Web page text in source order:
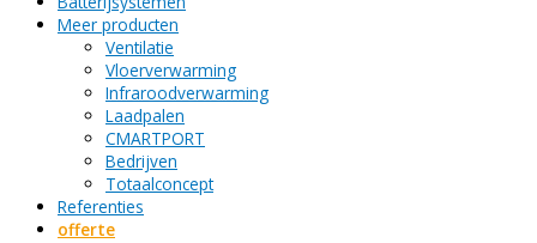
Meer producten
Ventilatie
Vloerverwarming
Infraroodverwarming
Laadpalen
CMARTPORT
Bedrijven
Totaalconcept
Referenties
offerte